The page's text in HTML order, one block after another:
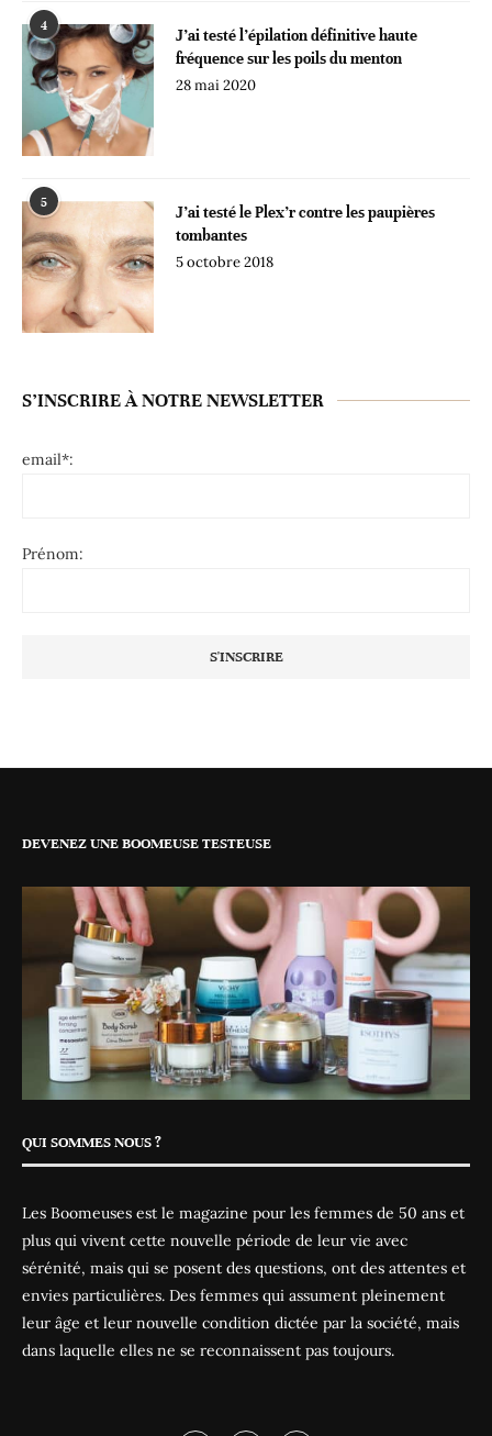
4
J’ai testé l’épilation définitive haute
fréquence sur les poils du menton
28 mai 2020
5
J’ai testé le Plex’r contre les paupières
tombantes
5 octobre 2018
S’INSCRIRE À NOTRE NEWSLETTER
email*:
Prénom:
DEVENEZ UNE BOOMEUSE TESTEUSE
QUI SOMMES NOUS ?
Les Boomeuses est le magazine pour les femmes de 50 ans et
plus qui vivent cette nouvelle période de leur vie avec
sérénité, mais qui se posent des questions, ont des attentes et
envies particulières. Des femmes qui assument pleinement
leur âge et leur nouvelle condition dictée par la société, mais
dans laquelle elles ne se reconnaissent pas toujours.